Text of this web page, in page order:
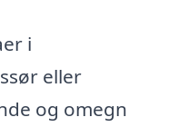
i
eller
og omegn